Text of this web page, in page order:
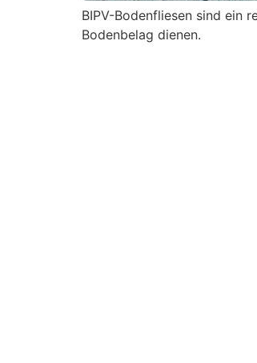
BIPV-Bodenfliesen sind ein
Bodenbelag dienen.